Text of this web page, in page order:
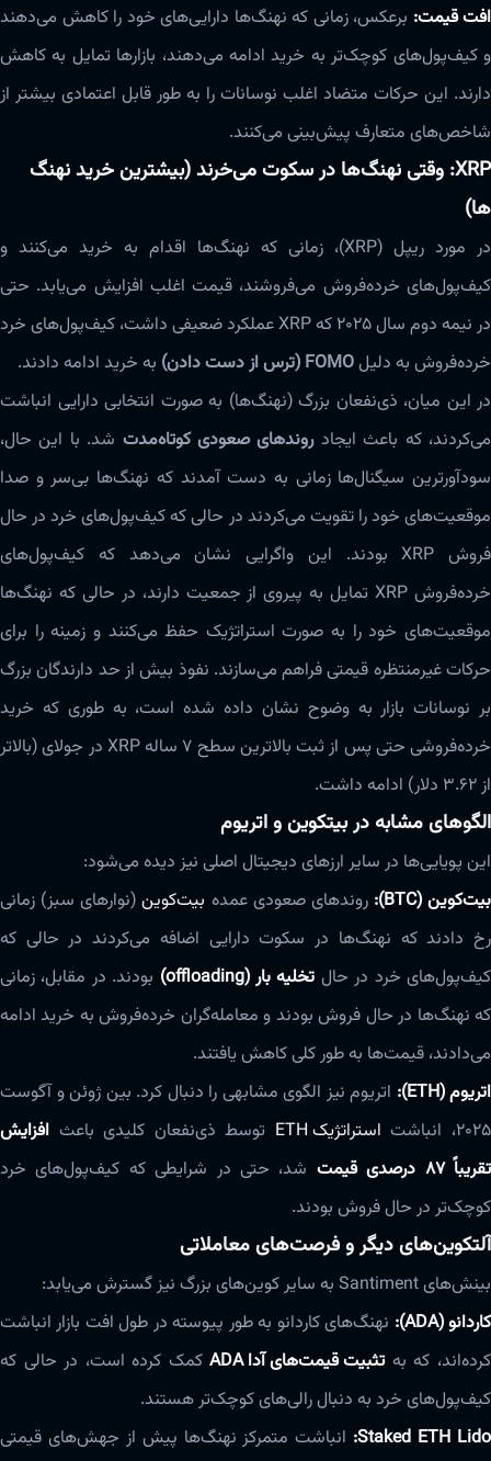
افت قیمت: برعکس، زمانی که نهنگ‌ها دارایی‌های خود را کاهش می‌دهند
و کیف‌پول‌های کوچک‌تر به خرید ادامه می‌دهند، بازارها تمایل به کاهش
دارند. این حرکات متضاد اغلب نوسانات را به طور قابل اعتمادی بیشتر از
شاخص‌های متعارف پیش‌بینی می‌کنند.
XRP: وقتی نهنگ‌ها در سکوت می‌خرند (بیشترین خرید نهنگ
ها)
در مورد ریپل (XRP)، زمانی که نهنگ‌ها اقدام به خرید می‌کنند و
کیف‌پول‌های خرده‌فروش می‌فروشند، قیمت اغلب افزایش می‌یابد. حتی
در نیمه دوم سال ۲۰۲۵ که XRP عملکرد ضعیفی داشت، کیف‌پول‌های خرد
خرده‌فروش به دلیلFOMO (ترس از دست دادن)
به خرید ادامه دادند.
در این میان، ذی‌نفعان بزرگ (نهنگ‌ها) به صورت انتخابی دارایی انباشت
می‌کردند، که باعث ایجادروندهای صعودی کوتاه‌مدت شد. با این حال،
سودآورترین سیگنال‌ها زمانی به دست آمدند که نهنگ‌ها بی‌سر و صدا
موقعیت‌های خود را تقویت می‌کردند در حالی که کیف‌پول‌های خرد در حال
فروش XRP بودند. این واگرایی نشان می‌دهد که کیف‌پول‌های
خرده‌فروش XRP تمایل به پیروی از جمعیت دارند، در حالی که نهنگ‌ها
موقعیت‌های خود را به صورت استراتژیک حفظ می‌کنند و زمینه را برای
حرکات غیرمنتظره قیمتی فراهم می‌سازند. نفوذ بیش از حد دارندگان بزرگ
بر نوسانات بازار به وضوح نشان داده شده است، به طوری که خرید
خرده‌فروشی حتی پس از ثبت بالاترین سطح ۷ ساله XRP در جولای (بالاتر
از ۳.۶۲ دلار) ادامه داشت.
الگوهای مشابه در بیتکوین و اتریوم
این پویایی‌ها در سایر ارزهای دیجیتال اصلی نیز دیده می‌شود:
بیت‌کوین (BTC):
روندهای صعودی عمده بیت‌کوین(نوارهای سبز) زمانی
رخ دادند که نهنگ‌ها در سکوت دارایی اضافه می‌کردند در حالی که
کیف‌پول‌های خرد در حال تخلیه بار (offloading)
بودند. در مقابل، زمانی
که نهنگ‌ها در حال فروش بودند و معامله‌گران خرده‌فروش به خرید ادامه
می‌دادند، قیمت‌ها به طور کلی کاهش یافتند.
اتریوم (ETH):
اتریوم نیز الگوی مشابهی را دنبال کرد. بین ژوئن و آگوست
۲۰۲۵، انباشت
استراتژیک ETH توسط ذی‌نفعان کلیدی باعث افزایش
تقریباً ۸۷ درصدی قیمت
شد، حتی در شرایطی که کیف‌پول‌های خرد
کوچک‌تر در حال فروش بودند.
آلتکوین‌های دیگر و فرصت‌های معاملاتی
بینش‌های Santiment به سایر کوین‌های بزرگ نیز گسترش می‌یابد:
کاردانو (ADA):
نهنگ‌های کاردانو به طور پیوسته در طول افت بازار انباشت
کرده‌اند، که بهتثبیت قیمت‌های آدا ADA
کمک کرده است، در حالی که
کیف‌پول‌های خرد به دنبال رالی‌های کوچک‌تر هستند.
Lido
انباشت متمرکز نهنگ‌ها پیش از جهش‌های قیمتی